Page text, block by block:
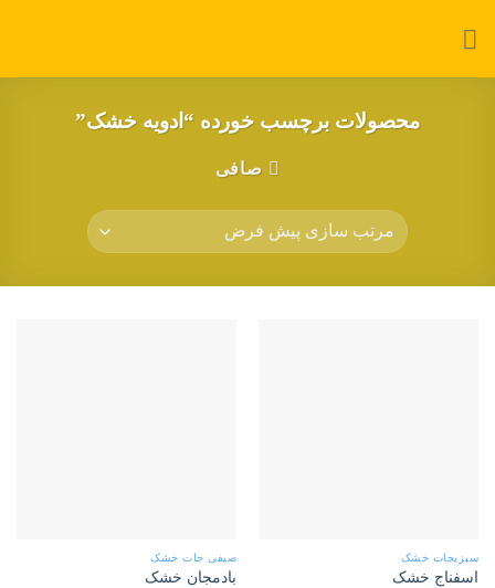
محصولات برچسب خورده “ادویه خشک”
صافی
سبزیجات خشک
اسفناج خشک
صیفی جات خشک
بادمجان خشک